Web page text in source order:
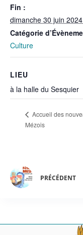
Fin :
dimanche 30 juin
Catégorie
Culture
LIEU
à la halle du Sesquier
Accueil des
Mézois
PRÉCÉDENT